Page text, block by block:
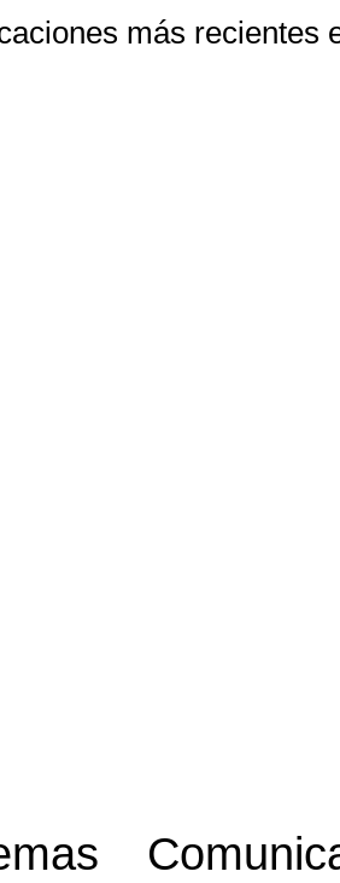
más recientes